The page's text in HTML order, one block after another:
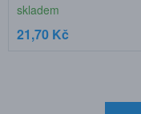
skladem
21,70 Kč